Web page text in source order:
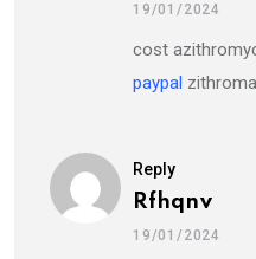
19/01/2024
cost
paypal
Reply
Rfhqnv
19/01/2024